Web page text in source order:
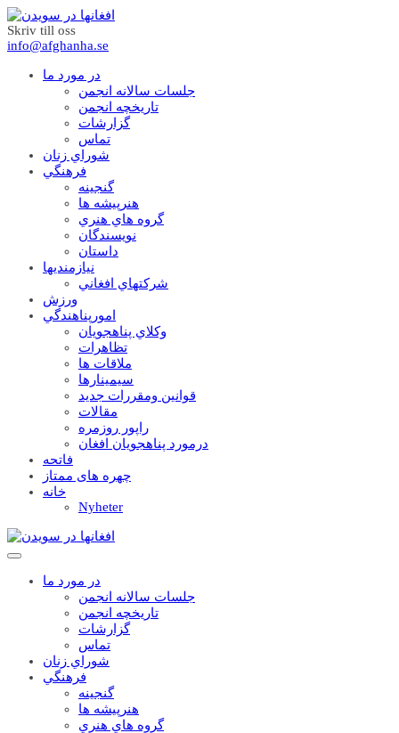
Skriv till oss
info@afghanha.se
در مورد ما
جلسات سالانه انجمن
تاریخچه انجمن
گزارشات
تماس
شوراي زنان
فرهنگي
گنجينه
هنرپيشه ها
گروه هاي هنري
نويسندگان
داستان
نيازمنديها
شرکتهاي افغاني
ورزش
امورپناهندگي
وکلاي پناهجويان
تظاهرات
ملاقات ها
سيمينارها
قوانين ومقررات جديد
مقالات
راپور روزمره
درمورد پناهجويان افغان
فاتحه
چهره های ممتاز
خانه
Nyheter
در مورد ما
جلسات سالانه انجمن
تاریخچه انجمن
گزارشات
تماس
شوراي زنان
فرهنگي
گنجينه
هنرپيشه ها
گروه هاي هنري